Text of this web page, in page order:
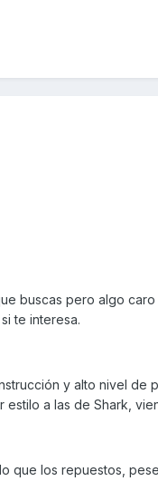
buscas pero algo
te interesa.
y alto nivel de
a las de Shark,
que los repuestos,